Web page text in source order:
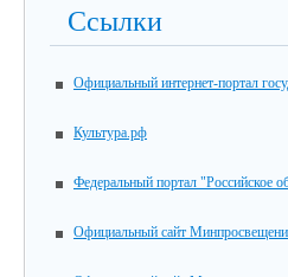
Ссылки
Официальный интернет-портал
Культура.рф
Федеральный портал "Российское
Официальный сайт